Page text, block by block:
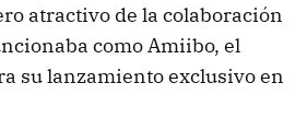
atractivo de la colaboración
como Amiibo, el
su lanzamiento exclusivo en